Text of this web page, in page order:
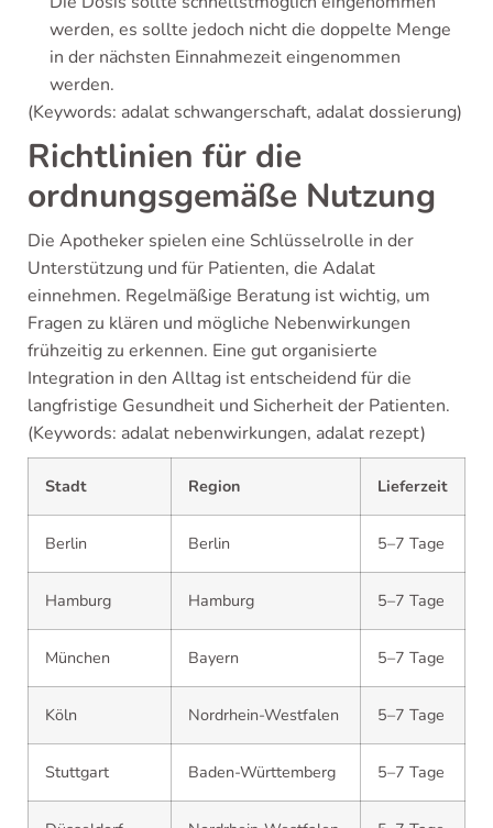
werden, es sollte jedoch nicht die doppelte Menge
in der nächsten Einnahmezeit eingenommen
werden.
(Keywords: adalat schwangerschaft, adalat dossierung)
Richtlinien für die
ordnungsgemäße Nutzung
Die Apotheker spielen eine Schlüsselrolle in der
Unterstützung und für Patienten, die Adalat
einnehmen. Regelmäßige Beratung ist wichtig, um
Fragen zu klären und mögliche Nebenwirkungen
frühzeitig zu erkennen. Eine gut organisierte
Integration in den Alltag ist entscheidend für die
langfristige Gesundheit und Sicherheit der Patienten.
(Keywords: adalat nebenwirkungen, adalat rezept)
Stadt Region Lieferzeit
Berlin Berlin 5–7 Tage
Hamburg Hamburg 5–7 Tage
München Bayern 5–7 Tage
Köln Nordrhein-Westfalen 5–7 Tage
Stuttgart Baden-Württemberg 5–7 Tage